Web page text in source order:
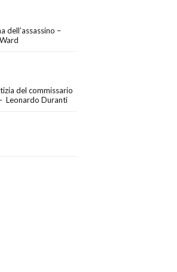
dell’assassino –
del commissario
Leonardo Duranti